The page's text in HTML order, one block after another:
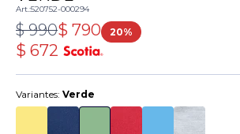
520752-000294
$ 790
$ 990 20
$ 672
Variantes: Verde